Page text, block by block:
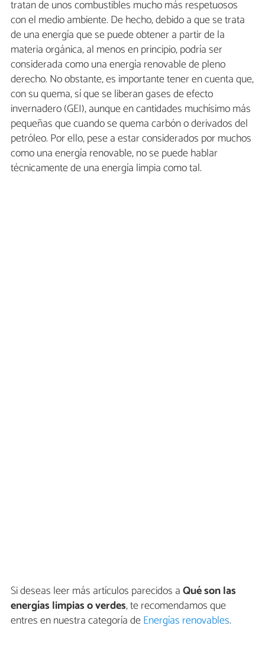
tratan de unos combustibles mucho más respetuosos
con el medio ambiente. De hecho, debido a que se trata
de una energía que se puede obtener a partir de la
materia orgánica, al menos en principio, podría ser
considerada como una energía renovable de pleno
derecho. No obstante, es importante tener en cuenta que,
con su quema, sí que se liberan gases de efecto
invernadero (GEI), aunque en cantidades muchísimo más
pequeñas que cuando se quema carbón o derivados del
petróleo. Por ello, pese a estar considerados por muchos
como una energía renovable, no se puede hablar
técnicamente de una energía limpia como tal.
Si deseas leer más artículos parecidos aQué son las
energías limpias o verdes, te recomendamos que
entres en nuestra categoría deEnergías renovables.